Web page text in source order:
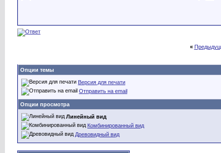
«
Опции темы
Версия для печати
Отправить на email
Опции просмотра
Линейный вид
Комбинированный вид
Древовидный вид